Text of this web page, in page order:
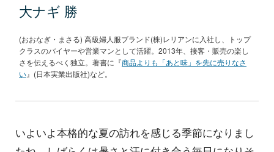
大ナギ 勝
(おおなぎ・まさる) 高級婦人服ブランド(株)レリアンに入社し、トップ
クラスのバイヤーや営業マンとして活躍。2013年、接客・販売の楽し
さを伝えるべく独立。著書に『商品よりも「あと味」を先に売りなさ
い』(日本実業出版社)など。
いよいよ本格的な夏の訪れを感じる季節になりまし